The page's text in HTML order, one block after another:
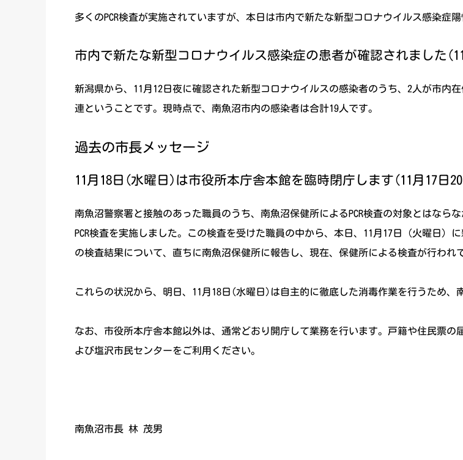
多くのPCR検査が実施されていますが、本日は市内で新たな新型コロナウイルス感染症
市内で新たな新型コロナウイルス感染症の患者が確認されました
新潟県から、11月12日夜に確認された新型コロナウイルスの感染者のうち、2人が市内
連ということです。現時点で、南魚沼市内の感染者は合計19人です。
過去の市長メッセージ
11月18日(水曜日)は市役所本庁舎本館を臨時閉庁します(11月17日
南魚沼警察署と接触のあった職員のうち、南魚沼保健所によるPCR検査の対象とはなら
PCR検査を実施しました。この検査を受けた職員の中から、本日、11月17日（火曜日
の検査結果について、直ちに南魚沼保健所に報告し、現在、保健所による検査が行われ
これらの状況から、明日、11月18日(水曜日)は自主的に徹底した消毒作業を行うため、
なお、市役所本庁舎本館以外は、通常どおり開庁して業務を行います。戸籍や住民票
よび塩沢市民センターをご利用ください。
令和2年11月
南魚沼市長 林 茂男